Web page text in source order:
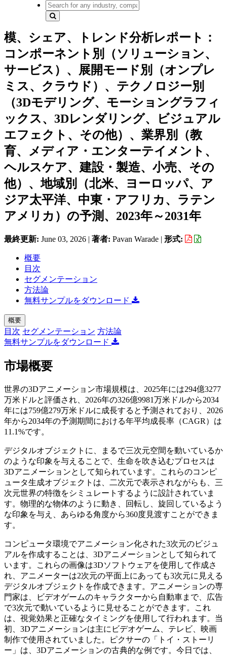
模、シェア、トレンド分析レポート：
コンポーネント別（ソリューション、
サービス）、展開モード別（オンプレ
ミス、クラウド）、テクノロジー別
（3Dモデリング、モーショングラフィ
ックス、3Dレンダリング、ビジュアル
エフェクト、その他）、業界別（教
育、メディア・エンターテイメント、
ヘルスケア、建設・製造、小売、その
他）、地域別（北米、ヨーロッパ、ア
ジア太平洋、中東・アフリカ、ラテン
アメリカ）の予測、2023年～2031年
最終更新: June 03, 2026 | 著者: Pavan Warade | 形式:
概要
目次
セグメンテーション
方法論
無料サンプルをダウンロード
概要
目次 セグメンテーション 方法論
無料サンプルをダウンロード
市場概要
世界の3Dアニメーション市場規模は、2025年には294億3277
万米ドルと評価され、2026年の326億9981万米ドルから2034
年には759億279万米ドルに成長すると予測されており、2026
年から2034年の予測期間における年平均成長率（CAGR）は
11.1%です。
デジタルオブジェクトに、まるで三次元空間を動いているか
のような印象を与えることで、生命を吹き込むプロセスは
3Dアニメーションとして知られています。これらのコンピ
ュータ生成オブジェクトは、二次元で表示されながらも、三
次元世界の特徴をシミュレートするように設計されていま
す。物理的な物体のように動き、回転し、旋回しているよう
な印象を与え、あらゆる角度から360度見渡すことができま
す。
コンピュータ環境でアニメーション化された3次元のビジュ
アルを作成することは、3Dアニメーションとして知られて
います。これらの画像は3Dソフトウェアを使用して作成さ
れ、アニメーターは2次元の平面上にあっても3次元に見える
デジタルオブジェクトを作成できます。アニメーションの専
門家は、ビデオゲームのキャラクターから自動車まで、広告
で3次元で動いているように見せることができます。これ
は、視覚効果と正確なタイミングを使用して行われます。当
初、3Dアニメーションは主にビデオゲーム、テレビ、映画
制作で使用されていました。ピクサーの「トイ・ストーリ
ー」は、3Dアニメーションの古典的な例です。今日では、